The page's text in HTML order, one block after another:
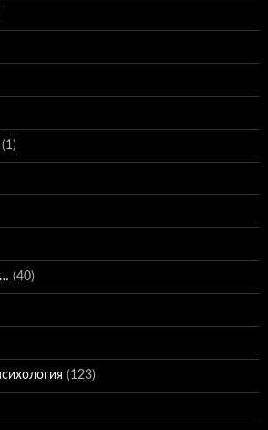
(1)
(40)
(123)